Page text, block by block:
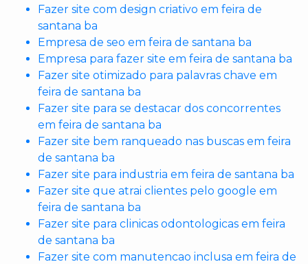
Fazer site com design criativo em feira de
santana ba
Empresa de seo em feira de santana ba
Empresa para fazer site em feira de santana ba
Fazer site otimizado para palavras chave em
feira de santana ba
Fazer site para se destacar dos concorrentes
em feira de santana ba
Fazer site bem ranqueado nas buscas em feira
de santana ba
Fazer site para industria em feira de santana ba
Fazer site que atrai clientes pelo google em
feira de santana ba
Fazer site para clinicas odontologicas em feira
de santana ba
Fazer site com manutencao inclusa em feira de